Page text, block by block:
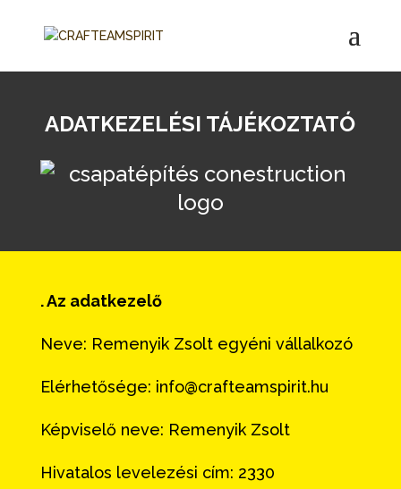
ADATKEZELÉSI TÁJÉKOZTATÓ
. Az adatkezelő
Neve: Remenyik Zsolt egyéni vállalkozó
Elérhetősége: info@crafteamspirit.hu
Képviselő neve: Remenyik Zsolt
Hivatalos levelezési cím: 2330